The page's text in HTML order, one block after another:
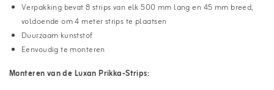
Verpakking bevat 8 strips van elk 500 mm lang en 45 mm breed,
voldoende om 4 meter strips te plaatsen
Duurzaam kunststof
Eenvoudig te monteren
Monteren van de Luxan Prikka-Strips: